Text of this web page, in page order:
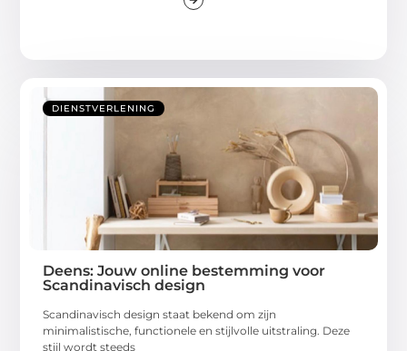
DIENSTVERLENING
Deens: Jouw online bestemming voor
Scandinavisch design
Scandinavisch design staat bekend om zijn
minimalistische, functionele en stijlvolle uitstraling. Deze
stijl wordt steeds